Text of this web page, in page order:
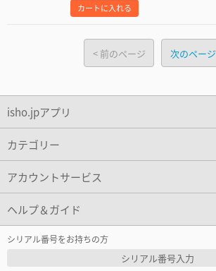
カートに入れる
前のページ 次のページ
isho.jpアプリ
カテゴリー
アカウントサービス
ヘルプ＆ガイド
シリアル番号をお持ちの方
シリアル番号入力